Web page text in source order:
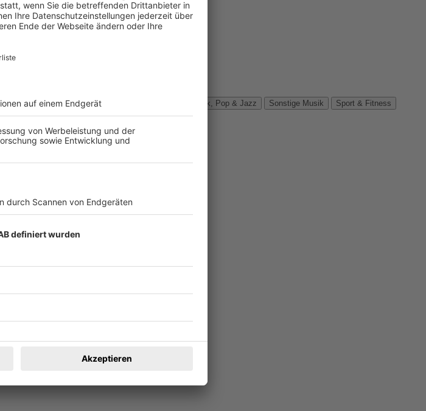
Märkte & Messen Narretei Rock, Pop & Jazz Sonstige Musik
Sport & Fitness